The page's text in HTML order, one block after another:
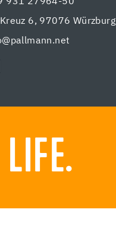
6, 97076 Würzburg